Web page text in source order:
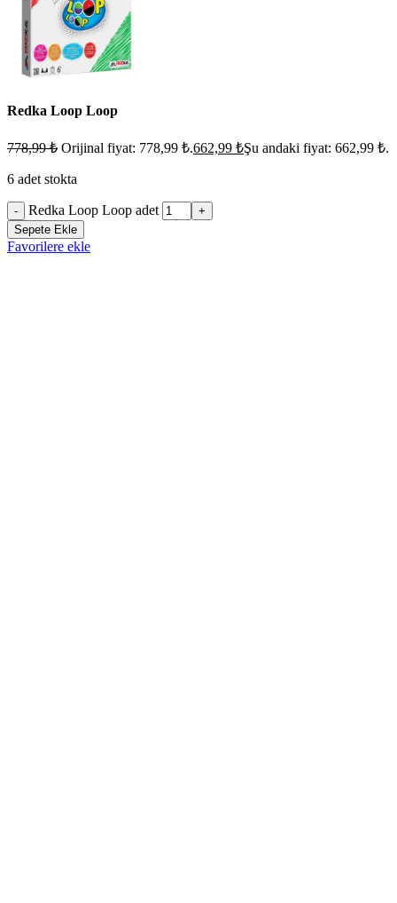
Redka Loop Loop
778,99₺ Orijinal fiyat: 778,99 ₺.662,99 ₺Şu andaki fiyat: 662,99 ₺.
6 adet stokta
- Redka Loop Loop adet
+
Sepete Ekle
Favorilere ekle